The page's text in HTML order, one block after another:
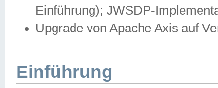
Einführung); JWSDP-
Upgrade von Apache Axis auf
Einführung